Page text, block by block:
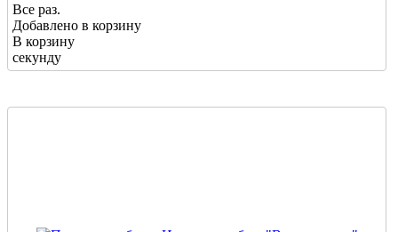
Все раз.
Добавлено в корзину
В корзину
секунду